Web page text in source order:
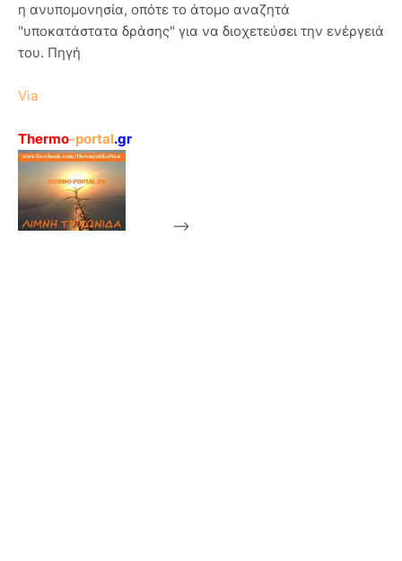
η ανυπομονησία, οπότε το άτομο αναζητά
"υποκατάστατα δράσης" για να διοχετεύσει την ενέργειά
του. Πηγή
Via
Thermo-portal.gr
-->